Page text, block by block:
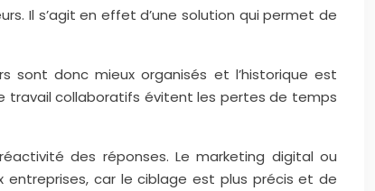
Il s’agit en effet d’une solution qui permet de
sont donc mieux organisés et l’historique est
travail collaboratifs évitent les pertes de temps
des réponses. Le marketing digital ou
car le ciblage est plus précis et de